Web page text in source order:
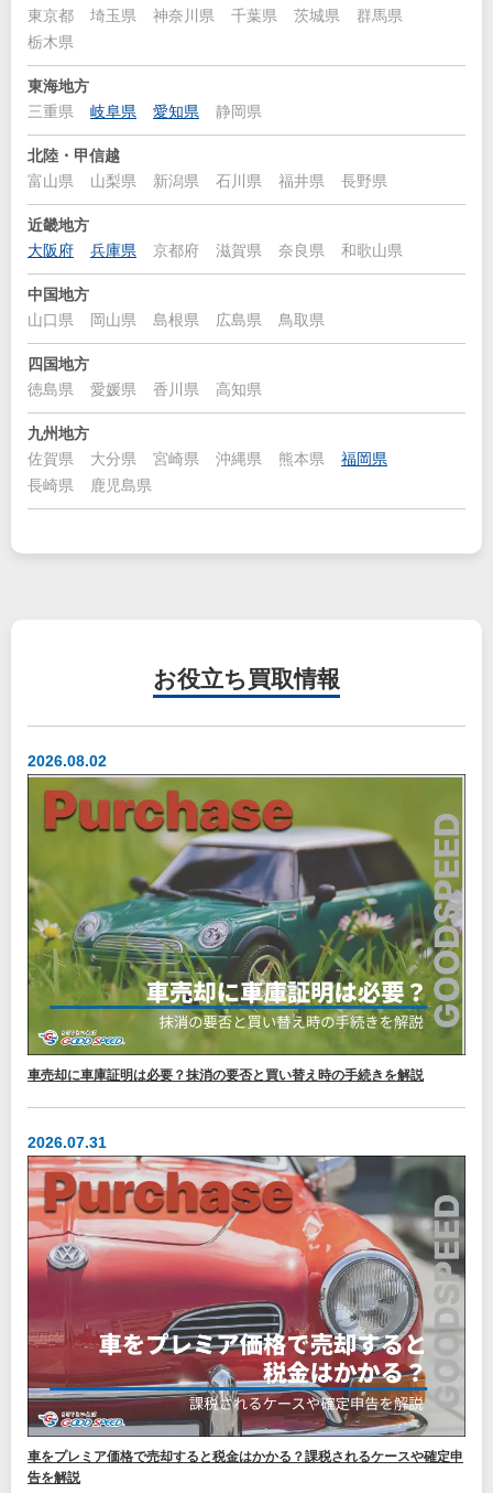
東京都
埼玉県 神奈川県 千葉県 茨城県
群馬県
栃木県
東海地方
三重県
岐阜県 愛知県 静岡県
北陸・甲信越
富山県
山梨県 新潟県 石川県 福井県 長野県
近畿地方
大阪府
兵庫県 京都府 滋賀県 奈良県 和歌山県
中国地方
山口県
岡山県 島根県 広島県 鳥取県
四国地方
徳島県
愛媛県 香川県 高知県
九州地方
佐賀県
大分県 宮崎県 沖縄県 熊本県
福岡県
長崎県
鹿児島県
お役立ち 買取情報
2026.08.02
車売却に車庫証明は必要？抹消の要否と買い替え時の手続きを解説
2026.07.31
車をプレミア価格で売却すると税金はかかる？課税されるケースや確定申
告を解説